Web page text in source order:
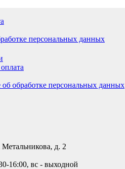
персональных данных
обработке персональных данных
д. 2
16:00, вс - выходной